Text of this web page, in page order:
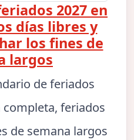
2027 en
días libres y
los fines de
largos
de feriados
completa, feriados
de semana largos